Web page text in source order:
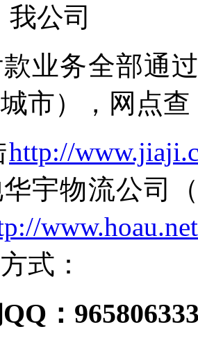
我公司
业务全部通
市），网点查
http://
宇物流公司
式：
QQ ：